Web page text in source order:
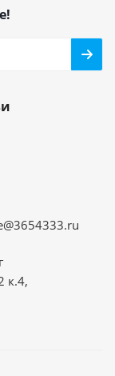
к.4,